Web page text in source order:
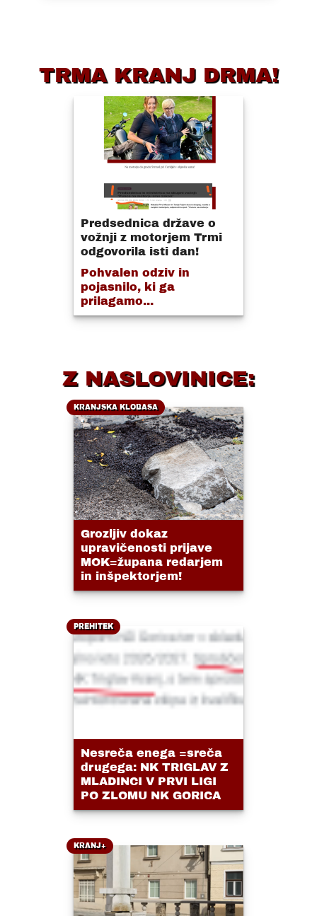
TRMA KRANJ DRMA!
Predsednica države o
vožnji z motorjem Trmi
odgovorila isti dan!
Pohvalen odziv in
pojasnilo, ki ga
prilagamo...
Z NASLOVINICE:
KRANJSKA KLOBASA
Grozljiv dokaz
upravičenosti prijave
MOK=župana redarjem
in inšpektorjem!
PREHITEK
Nesreča enega =sreča
drugega: NK TRIGLAV Z
MLADINCI V PRVI LIGI
PO ZLOMU NK GORICA
KRANJ+